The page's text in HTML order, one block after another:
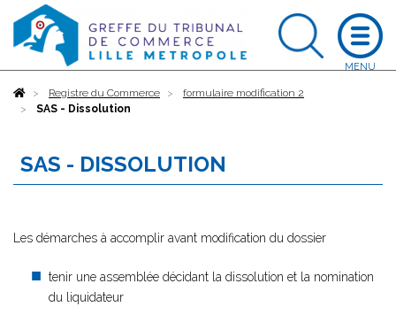
AccueilRegistre du Commerce
formulaire modification 2
SAS - Dissolution
SAS - DISSOLUTION
Les démarches à accomplir avant modification du dossier
tenir une assemblée décidant la dissolution et la nomination
du liquidateur